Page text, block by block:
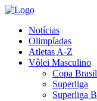
Notícias
Olimpíadas
Atletas A-Z
Vôlei Masculino
Copa Brasil
Superliga
Superliga B